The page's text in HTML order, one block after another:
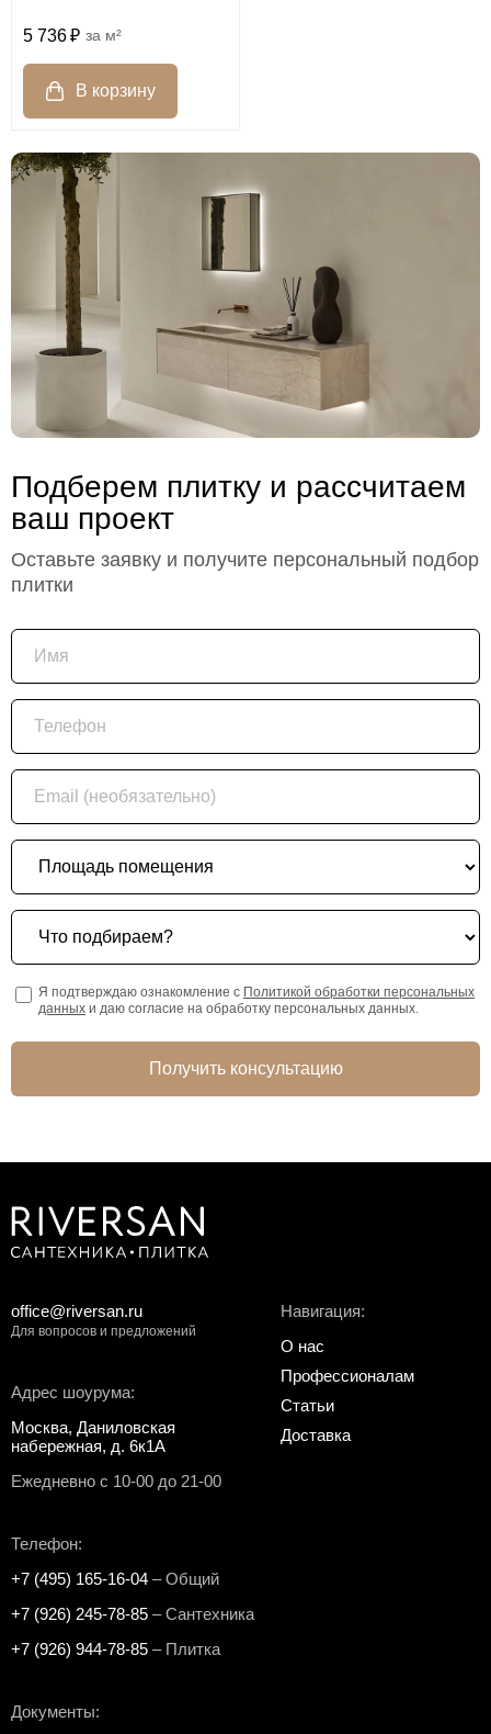
5 736 м²
Подберем плитку и рассчитаем
ваш проект
Оставьте заявку и получите персональный подбор
плитки
Имя
Телефон
Email (необязательно)
Площадь помещения
Что подбираем?
Я подтверждаю ознакомление с Политикой обработки персональных
данных и даю согласие на обработку персональных данных.
Получить консультацию
Адрес шоурума:
Москва, Даниловская
набережная, д. 6к1А
Ежедневно с 10-00 до 21-00
Телефон:
+7 (495) 165-16-04 – Общий
+7 (926) 245-78-85 – Сантехника
+7 (926) 944-78-85 – Плитка
Документы:
Навигация:
О нас
Профессионалам
Статьи
Доставка
office@riversan.ru
Для вопросов и предложений